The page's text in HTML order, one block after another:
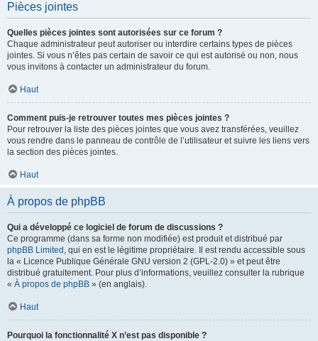
Pièces jointes
Quelles pièces jointes sont autorisées sur ce forum ?
Chaque administrateur peut autoriser ou interdire certains types de pièces
jointes. Si vous n’êtes pas certain de savoir ce qui est autorisé ou non, nous
vous invitons à contacter un administrateur du forum.
Haut
Comment puis-je retrouver toutes mes pièces jointes ?
Pour retrouver la liste des pièces jointes que vous avez transférées, veuillez
vous rendre dans le panneau de contrôle de l’utilisateur et suivre les liens vers
la section des pièces jointes.
Haut
À propos de phpBB
Qui a développé ce logiciel de forum de discussions ?
Ce programme (dans sa forme non modifiée) est produit et distribué par
phpBB Limited , qui en est le légitime propriétaire. Il est rendu accessible sous
la « Licence Publique Générale GNU version 2 (GPL-2.0) » et peut être
distribué gratuitement. Pour plus d’informations, veuillez consulter la rubrique
« À propos de phpBB » (en anglais).
Haut
Pourquoi la fonctionnalité X n’est pas disponible ?